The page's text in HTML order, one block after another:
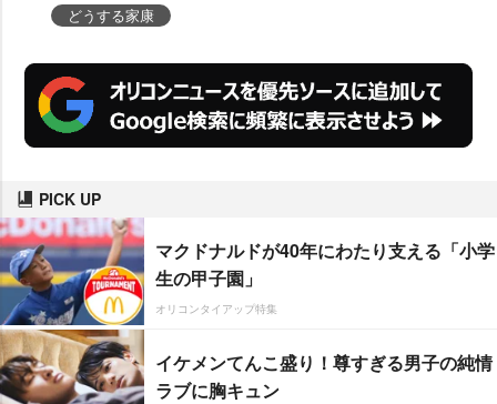
どうする家康
PICK UP
マクドナルドが40年にわたり支える「小学
生の甲子園」
オリコンタイアップ特集
イケメンてんこ盛り！尊すぎる男子の純情
ラブに胸キュン